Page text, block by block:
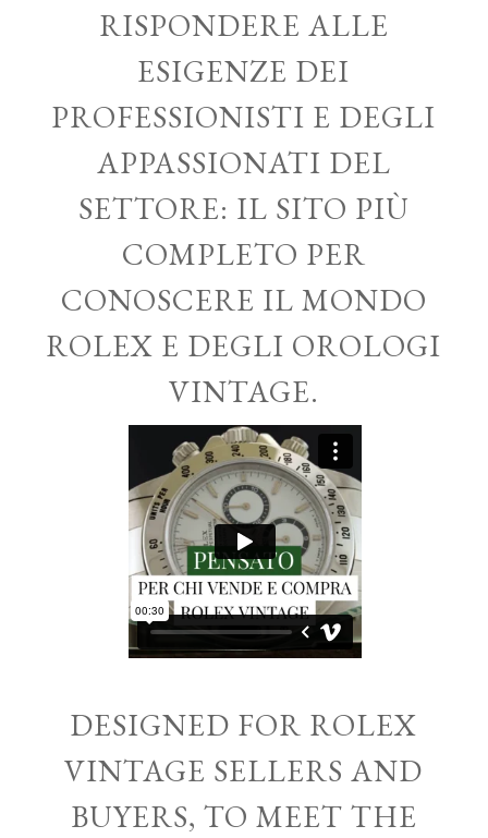
RISPONDERE ALLE
ESIGENZE DEI
PROFESSIONISTI E DEGLI
APPASSIONATI DEL
SETTORE: IL SITO PIÙ
COMPLETO PER
CONOSCERE IL MONDO
ROLEX E DEGLI OROLOGI
VINTAGE.
DESIGNED FOR ROLEX
VINTAGE SELLERS AND
BUYERS, TO MEET THE